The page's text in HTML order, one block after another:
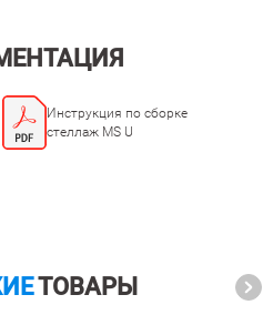
Инструкция по сборке
стеллаж MS U
ТОВАРЫ